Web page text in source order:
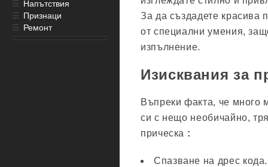
За да създадете красива
от специални умения,
изпълнение.
Изисквания за
Въпреки факта, че много
си с нещо необичайно,
прическа :
Спазване на дрес
☰ Напътствия
☰ Признаци
☰ Ремонт